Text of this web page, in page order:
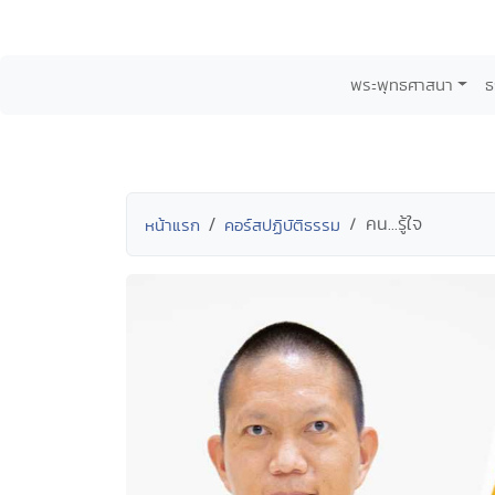
พระพุทธศาสนา
หน้าแรก คอร์สปฏิบัติธรรม คน...รู้ใจ